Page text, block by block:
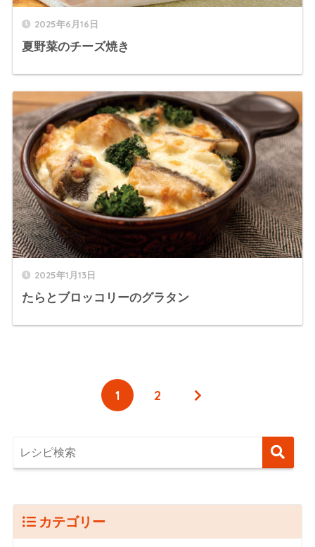
2025年6月16日
夏野菜のチーズ焼き
2025年1月13日
たらとブロッコリーのグラタン
1 2
カテゴリー